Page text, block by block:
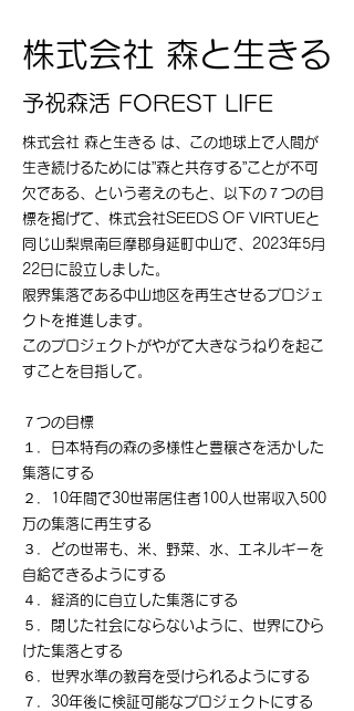
​株式会社 森と生きる
​予祝森活 FOREST LIFE
株式会社 森と生きる は、この地球上で人間が
生き続けるためには”森と共存する”ことが不可
欠である、という考えのもと、以下の７つの目
標を掲げて 、株式会社SEEDS OF VIRTUEと
同じ山梨県南巨摩郡身延町中山で、2023年5月
22日に設立しました。
限界集落である中山地区を再生させるプロジェ
クトを推進します。
このプロジェクトがやがて大きなうねりを起こ
すことを目指して。
​７つの目標
１．日本特有の森の多様性と豊穣さを活かした
集落にする
２．10年間で30世帯居住者100人世帯収入500
万の集落に再生する
３．どの世帯も、米、野菜、水、エネルギーを
自給できるようにする
４．経済的に自立した集落にする
５．閉じた社会にならないように、世界にひら
けた集落とする
６．世界水準の教育を受けられるようにする
７．30年後に検証可能なプロジェクトにする